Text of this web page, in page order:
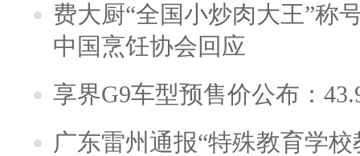
费大厨“全国小炒肉大王”称
中国烹饪协会回应
享界G9车型预售价公布：
广东雷州通报“特殊教育学